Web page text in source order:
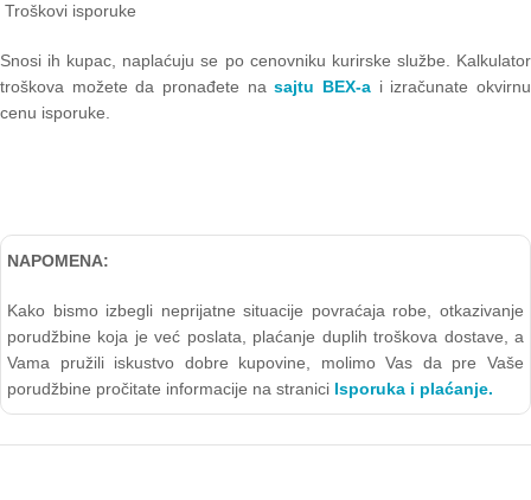
Troškovi isporuke
Snosi ih kupac, naplaćuju se po cenovniku kurirske službe. Kalkulator
troškova možete da pronađete nasajtu BEX-a i izračunate okvirnu
cenu isporuke.
NAPOMENA:
Kako bismo izbegli neprijatne situacije povraćaja robe, otkazivanje
porudžbine koja je već poslata, plaćanje duplih troškova dostave, a
Vama pružili iskustvo dobre kupovine, molimo Vas da pre Vaše
porudžbine pročitate informacije na stranici Isporuka i plaćanje.